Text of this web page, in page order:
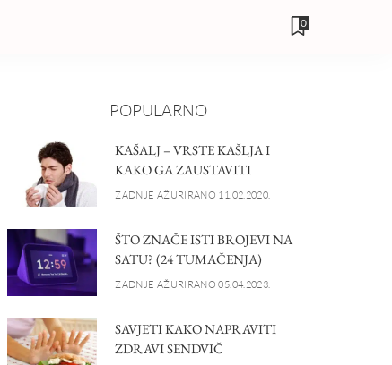
0
POPULARNO
KAŠALJ – VRSTE KAŠLJA I
KAKO GA ZAUSTAVITI
ZADNJE AŽURIRANO 11.02.2020.
ŠTO ZNAČE ISTI BROJEVI NA
SATU? (24 TUMAČENJA)
ZADNJE AŽURIRANO 05.04.2023.
SAVJETI KAKO NAPRAVITI
ZDRAVI SENDVIČ